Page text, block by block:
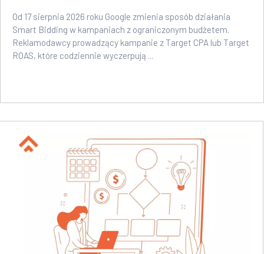
Od 17 sierpnia 2026 roku Google zmienia sposób działania
Smart Bidding w kampaniach z ograniczonym budżetem.
Reklamodawcy prowadzący kampanie z Target CPA lub Target
ROAS, które codziennie wyczerpują ...